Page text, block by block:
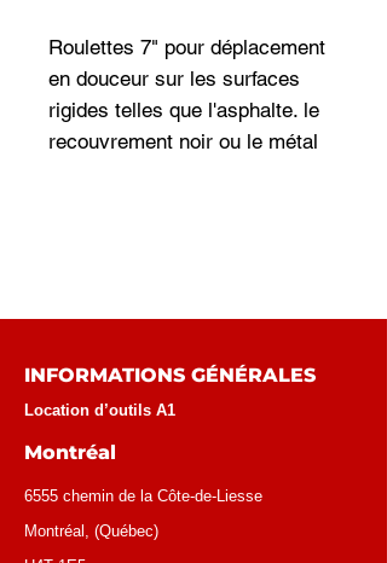
Roulettes 7" pour déplacement
en douceur sur les surfaces
rigides telles que l'asphalte. le
recouvrement noir ou le métal
INFORMATIONS GÉNÉRALES
Location d’outils A1
Montréal
6555 chemin de la Côte-de-Liesse
Montréal , (Québec)